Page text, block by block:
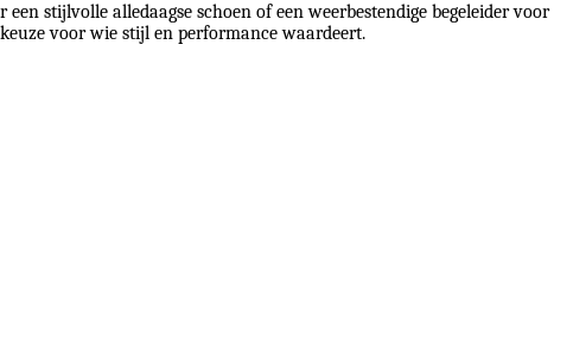
stijlvolle alledaagse schoen of een weerbestendige begeleider voor
voor wie stijl en performance waardeert.